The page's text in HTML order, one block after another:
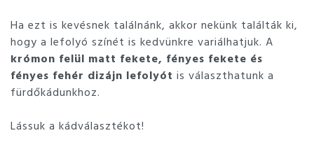
Ha ezt is kevésnek találnánk, akkor nekünk találták ki,
hogy a lefolyó színét is kedvünkre variálhatjuk. A
krómon felül matt fekete, fényes fekete és
fényes fehér dizájn lefolyót is választhatunk a
fürdőkádunkhoz.
Lássuk a kádválasztékot!